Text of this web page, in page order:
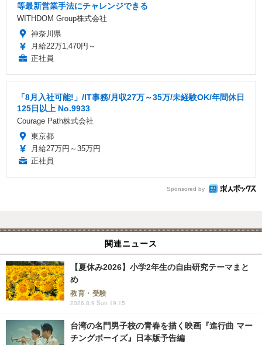
等最新営業手法にチャレンジできる
WITHDOM Group株式会社
神奈川県
月給22万1,470円～
正社員
「8月入社可能!」/IT事務/月収27万～35万/未経験OK/年間休日
125日以上 No.9933
Courage Path株式会社
東京都
月給27万円～35万円
正社員
Sponsored by
関連ニュース
【夏休み2026】小学2年生の自由研究テーマまと
め
教育・受験
2026.8.9 Sun 19:15
台湾の名門男子校の青春を描く映画『進行曲 マー
チングボーイズ』日本版予告編